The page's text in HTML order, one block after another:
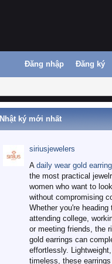
Đăng nhập Đăng ký
Nhật ký mới nhất
siriusjewelers
A daily wear gold
the most practical
women who want to
without compromising
Whether you're heading
attending college,
or meeting friends, the
gold earrings can
effortlessly.
timeless, these